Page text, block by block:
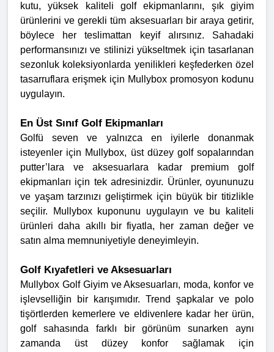
kutu, yüksek kaliteli golf ekipmanlarını, şık giyim
ürünlerini ve gerekli tüm aksesuarları bir araya getirir,
böylece her teslimattan keyif alırsınız. Sahadaki
performansınızı ve stilinizi yükseltmek için tasarlanan
sezonluk koleksiyonlarda yenilikleri keşfederken özel
tasarruflara erişmek için Mullybox promosyon kodunu
uygulayın.
En Üst Sınıf Golf Ekipmanları
Golfü seven ve yalnızca en iyilerle donanmak
isteyenler için Mullybox, üst düzey golf sopalarından
putter’lara ve aksesuarlara kadar premium golf
ekipmanları için tek adresinizdir. Ürünler, oyununuzu
ve yaşam tarzınızı geliştirmek için büyük bir titizlikle
seçilir. Mullybox kuponunu uygulayın ve bu kaliteli
ürünleri daha akıllı bir fiyatla, her zaman değer ve
satın alma memnuniyetiyle deneyimleyin.
Golf Kıyafetleri ve Aksesuarları
Mullybox Golf Giyim ve Aksesuarları, moda, konfor ve
işlevselliğin bir karışımıdır. Trend şapkalar ve polo
tişörtlerden kemerlere ve eldivenlere kadar her ürün,
golf sahasında farklı bir görünüm sunarken aynı
zamanda üst düzey konfor sağlamak için